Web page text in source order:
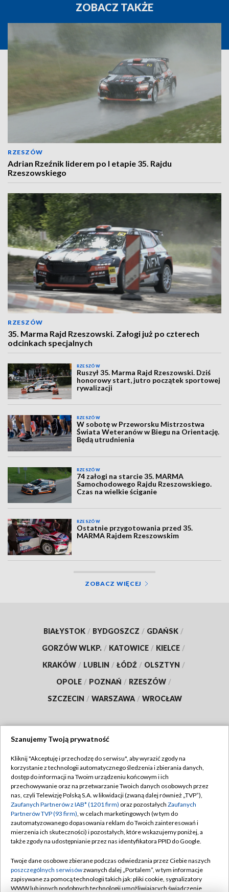
ZOBACZ TAKŻE
RZESZÓW
Adrian Rzeźnik liderem po I etapie 35. Rajdu
Rzeszowskiego
RZESZÓW
35. Marma Rajd Rzeszowski. Załogi już po czterech
odcinkach specjalnych
RZESZÓW
Ruszył 35. Marma Rajd Rzeszowski. Dziś
honorowy start, jutro początek sportowej
rywalizacji
RZESZÓW
W sobotę w Przeworsku Mistrzostwa
Świata Weteranów w Biegu na Orientację.
Będą utrudnienia
RZESZÓW
74 załogi na starcie 35. MARMA
Samochodowego Rajdu Rzeszowskiego.
Czas na wielkie ściganie
RZESZÓW
Ostatnie przygotowania przed 35.
MARMA Rajdem Rzeszowskim
ZOBACZ WIĘCEJ
BIAŁYSTOK / BYDGOSZCZ / GDAŃSK /
GORZÓW WLKP. / KATOWICE / KIELCE /
KRAKÓW / LUBLIN / ŁÓDŹ / OLSZTYN /
OPOLE / POZNAŃ / RZESZÓW /
SZCZECIN / WARSZAWA / WROCŁAW
TVP
Abonament TVP
Emisja w TVP
Centrum informacji TVP
Naziemna Telewizja Cyfrowa
Rada Programowa
System NOS
Regulamin TVP
Polityka prywatności
Moje zgody
Pomoc
Kontakt
Szanujemy Twoją prywatność
Kliknij "Akceptuję i przechodzę do serwisu", aby wyrazić zgody na
korzystanie z technologii automatycznego śledzenia i zbierania danych,
dostęp do informacji na Twoim urządzeniu końcowym i ich
przechowywanie oraz na przetwarzanie Twoich danych osobowych przez
nas, czyli Telewizję Polską S.A. w likwidacji (zwaną dalej również „TVP”),
Zaufanych Partnerów z IAB* (1201 firm) oraz pozostałych Zaufanych
Partnerów TVP (93 firm), w celach marketingowych (w tym do
zautomatyzowanego dopasowania reklam do Twoich zainteresowań i
mierzenia ich skuteczności) i pozostałych, które wskazujemy poniżej, a
także zgody na udostępnianie przez nas identyfikatora PPID do Google.
Twoje dane osobowe zbierane podczas odwiedzania przez Ciebie naszych
poszczególnych serwisówzwanych dalej „Portalem”, w tym informacje
zapisywane za pomocą technologii takich jak: pliki cookie, sygnalizatory
WWW lub innych podobnych technologii umożliwiających świadczenie